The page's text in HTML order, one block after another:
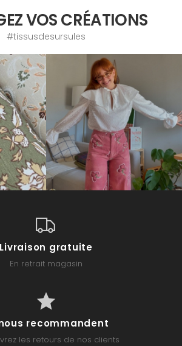
VOS CRÉATIONS
#tissusdesursules
Livraison gratuite
En retrait magasin
recommandent
les retours de nos clients